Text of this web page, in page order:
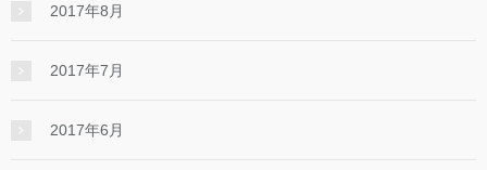
2017年8月
2017年7月
2017年6月